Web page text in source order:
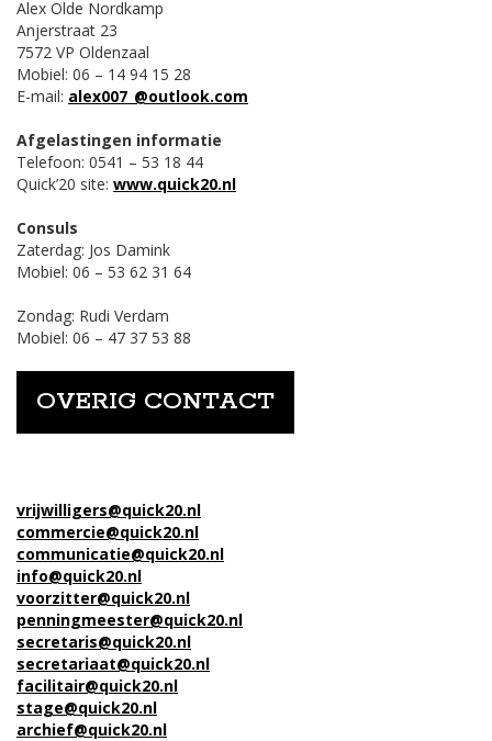
Alex Olde Nordkamp
Anjerstraat 23
7572 VP Oldenzaal
Mobiel: 06 – 14 94 15 28
E-mail: alex007_@outlook.com
Afgelastingen informatie
Telefoon: 0541 – 53 18 44
Quick’20 site: www.quick20.nl
Consuls
Zaterdag: Jos Damink
Mobiel: 06 – 53 62 31 64
Zondag: Rudi Verdam
Mobiel: 06 – 47 37 53 88
OVERIG CONTACT
vrijwilligers@quick20.nl
commercie@quick20.nl
communicatie@quick20.nl
info@quick20.nl
voorzitter@quick20.nl
penningmeester@quick20.nl
secretaris@quick20.nl
secretariaat@quick20.nl
facilitair@quick20.nl
stage@quick20.nl
archief@quick20.nl